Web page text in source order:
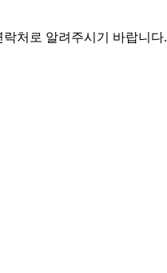
처로 알려주시기 바랍니다.